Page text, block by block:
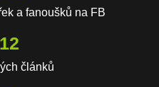
a fanoušků na FB
článků